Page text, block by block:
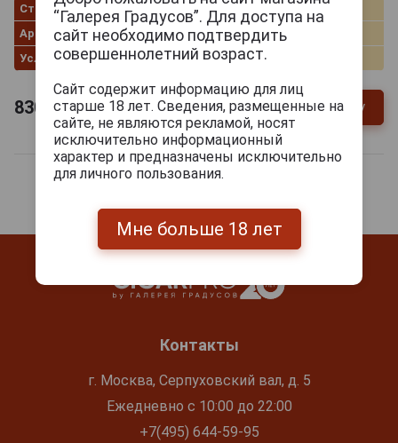
Страна производства
Россия
Артикул
29445/s
Условия продаж
Только самовывоз
830 руб. - + В заявку
Контакты
г. Москва, Серпуховский вал, д. 5
Ежедневно с 10:00 до 22:00
+7(495) 644-59-95
“Галерея Градусов”. Для доступа на
сайт необходимо подтвердить
совершеннолетний возраст.
Сайт содержит информацию для лиц
старше 18 лет. Сведения, размещенные на
сайте, не являются рекламой, носят
исключительно информационный
характер и предназначены исключительно
для личного пользования.
Мне больше 18 лет